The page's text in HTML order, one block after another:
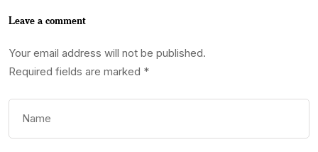
Leave a comment
Your email address will not be published.
Required fields are marked *